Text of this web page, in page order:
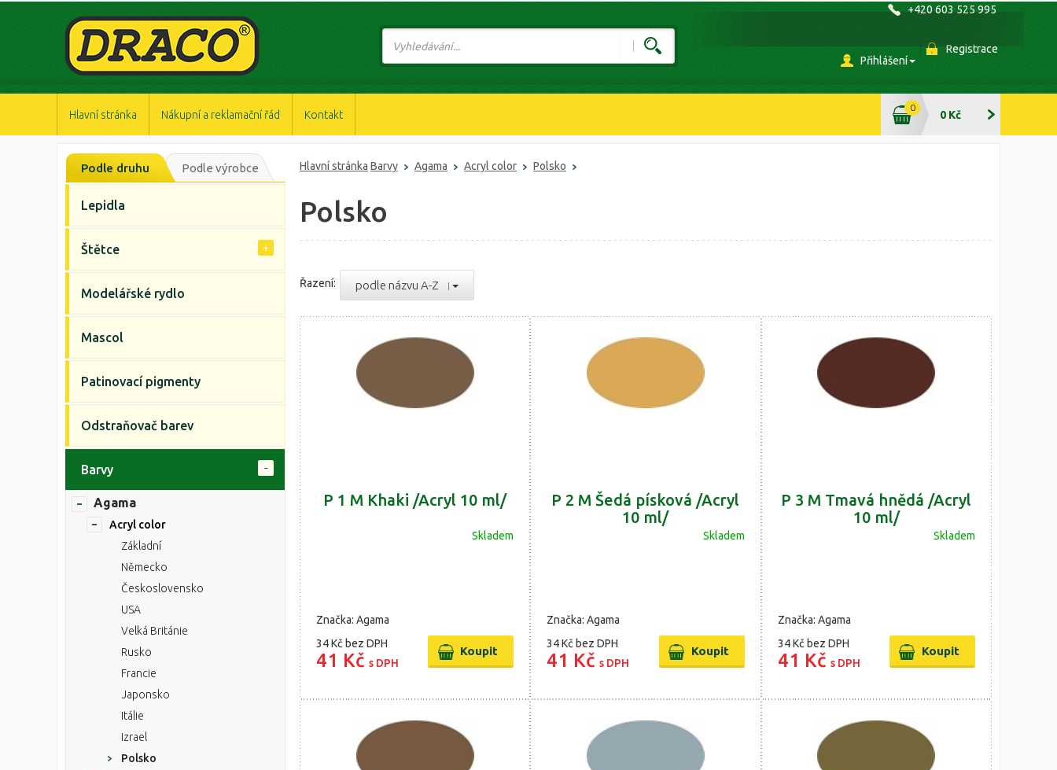
+420 603 525 995
Přihlášení
Registrace
Hlavní stránka Nákupní a reklamační řád Kontakt
0
0 Kč
Hlavní stránka Barvy Agama Acryl color Polsko
Polsko
Řazení: podle názvu A-Z
P 1 M Khaki /Acryl 10 ml/
Skladem
Značka: Agama
34 Kč bez DPH
41 Kč s DPH
P 2 M Šedá písková /Acryl
10 ml/
Skladem
Značka: Agama
34 Kč bez DPH
41 Kčs DPH
P 3 M Tmavá hnědá /Acryl
10 ml/
Skladem
Značka: Agama
34 Kč bez DPH
41 Kč s DPH
Podle druhu Podle výrobce
Lepidla
Štětce
Modelářské rydlo
Mascol
Patinovací pigmenty
Odstraňovač barev
Barvy
Agama
Acryl color
Základní
Německo
Československo
USA
Velká Británie
Rusko
Francie
Japonsko
Itálie
Izrael
Polsko